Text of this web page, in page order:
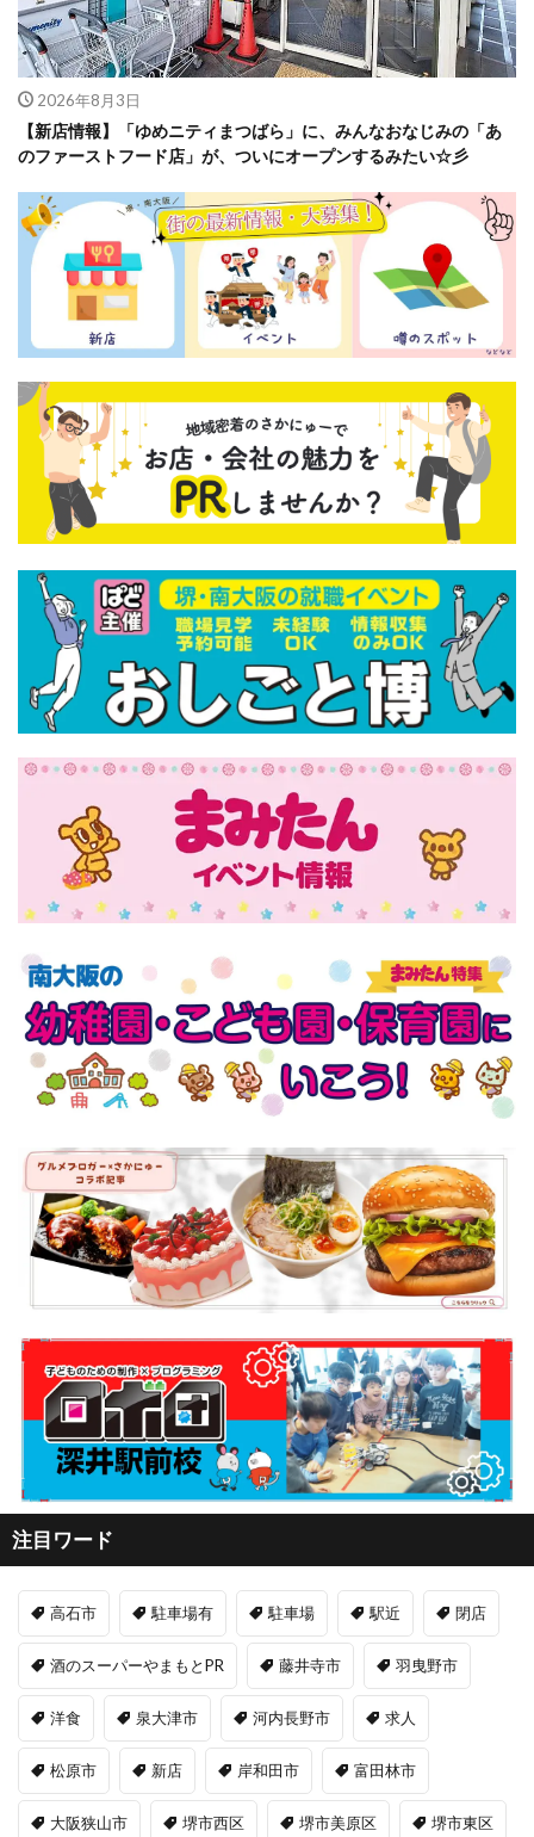
2026年8月3日
【新店情報】「ゆめニティまつばら」に、みんなおなじみの「あ
のファーストフード店」が、ついにオープンするみたい☆彡
注目ワード
高石市 駐車場有 駐車場 駅近 閉店
酒のスーパーやまもとPR 藤井寺市 羽曳野市
洋食 泉大津市 河内長野市 求人
松原市 新店 岸和田市 富田林市
大阪狭山市 堺市西区 堺市美原区 堺市東区